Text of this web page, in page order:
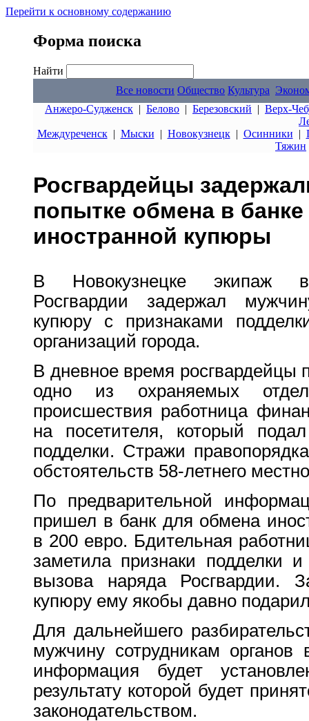
Перейти к основному содержанию
Форма поиска
Найти
Все новости Общество Культура
Анжеро-Судженск | Белово | Березовский | Верх-
Междуреченск| Мыски | Новокузнецк| Осинники |
Тяжин
Росгвардейцы
попытке обмена в
иностранной купюры
В Новокузнецке экипаж
Росгвардии задержал
купюру с признаками
организаций города.
В дневное время росгвардейцы
одно из охраняемых
происшествия работница
на посетителя, который
подделки. Стражи
обстоятельств 58‑летнего
По предварительной
пришел в банк для обмена
в 200 евро. Бдительная
заметила признаки подделки и
вызова наряда Росгвардии.
купюру ему якобы давно
Для дальнейшего
мужчину сотрудникам органов
информация будет
результату которой будет
законодательством.